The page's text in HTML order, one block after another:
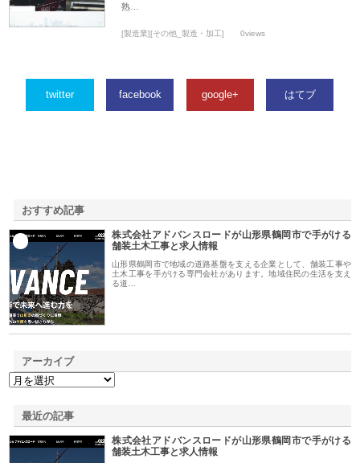
熟…
[製造業][その他_製造・加工] 0views
twitter facebook google+ はてブ
おすすめ記事
株式会社アドバンスロードが山形県鶴岡市で手がける
舗装土木工事と求人情報
山形県鶴岡市で地域の道路基盤を支える企業として、舗装工事や
土木工事を手がける専門会社があります。地域住民の生活を支え
る道…
アーカイブ
最近の記事
株式会社アドバンスロードが山形県鶴岡市で手がける
舗装土木工事と求人情報